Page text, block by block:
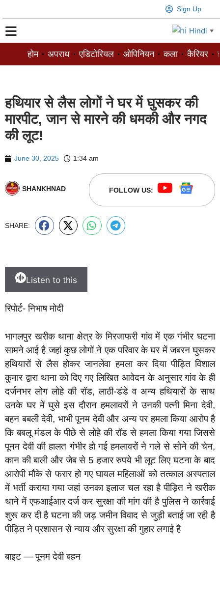
Sign Up
Hindi ▼
होम अपराध एडिटोरियल ओपिनियन कला कैरियर
हथियार से लैस लोगों ने घर में घुसकर की
मारपीट, जान से मारने की धमकी और नगद
की लूट!
June 30, 2025 1:34 am
SHANKHNAD FOLLOW US:
SHARE:
Listen to this
रिपोर्ट- निभाष मोदी
भागलपुर खरीक थाना क्षेत्र के मिरजाफरी गांव में एक गंभीर घटना
सामने आई है जहां कुछ लोगों ने एक परिवार के घर में जबरन घुसकर
हथियारों से लैस होकर जानलेवा हमला कर दिया पीड़ित विशाल
कुमार द्वारा थाना को दिए गए लिखित आवेदन के अनुसार गांव के ही
दर्जनभर लोग लोहे की रॉड, लाठी-डंडे व अन्य हथियारों के साथ
उनके घर में घुसे इस दौरान हमलावरों ने उनकी पत्नी मिना देवी,
बहन बबली देवी, भाभी पूनम देवी और अन्य पर हमला किया आरोप है
कि बबलू मंडल के पीछे से लोहे की रॉड से हमला किया गया जिससे
पूनम देवी की हालत गंभीर हो गई हमलावरों ने गले से सोने की चेन,
कान की बाली और जेब से 5 हजार रुपये भी लूट लिए घटना के बाद
आरोपी मौके से फरार हो गए घायल महिलाओं को तत्काल अस्पताल
में भर्ती कराया गया जहां उनका इलाज चल रहा है पीड़ित ने खरीक
थाने में एफआईआर दर्ज कर सुरक्षा की मांग की है पुलिस ने कार्रवाई
शुरू कर दी है घटना की जड़ जमीन विवाद से जुड़ी बताई जा रही है
पीड़ित ने प्रशासन से न्याय और सुरक्षा की गुहार लगाई है
बाइट — पूनम देवी बहन